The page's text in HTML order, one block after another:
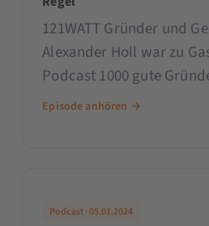
121WATT Gründer und
Alexander Holl war zu
Podcast 1000 gute
Oliver Zenglein. In der
Episode anhören →
Podcast · 05.01.2024